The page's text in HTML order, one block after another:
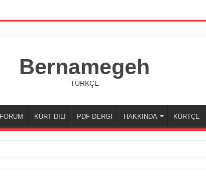
Bernamegeh
TÜRKÇE
FORUM KÜRT DİLİ PDF DERGİ HAKKINDA KÜRTÇE